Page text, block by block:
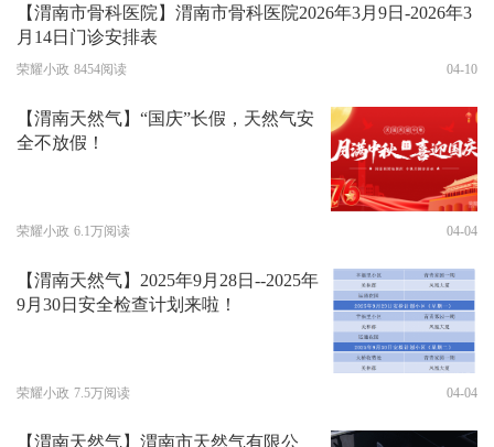
【渭南市骨科医院】渭南市骨科医院2026年3月9日-2026年3
月14日门诊安排表
荣耀小政 8454阅读 04-10
【渭南天然气】“国庆”长假，天然气安
全不放假！
荣耀小政 6.1万阅读 04-04
【渭南天然气】2025年9月28日--2025年
9月30日安全检查计划来啦！
荣耀小政 7.5万阅读 04-04
【渭南天然气】渭南市天然气有限公